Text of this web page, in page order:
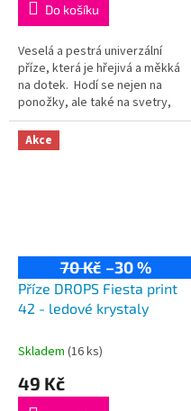
Do košíku
Veselá a pestrá univerzální
příze, která je hřejivá a měkká
na dotek. Hodí se nejen na
ponožky, ale také na svetry,
kardigany či čepice! Složení:
75% vlna, 25% polyamid...
Akce
70 Kč –30 %
Příze DROPS Fiesta print
42 - ledové krystaly
Skladem (16 ks)
49 Kč